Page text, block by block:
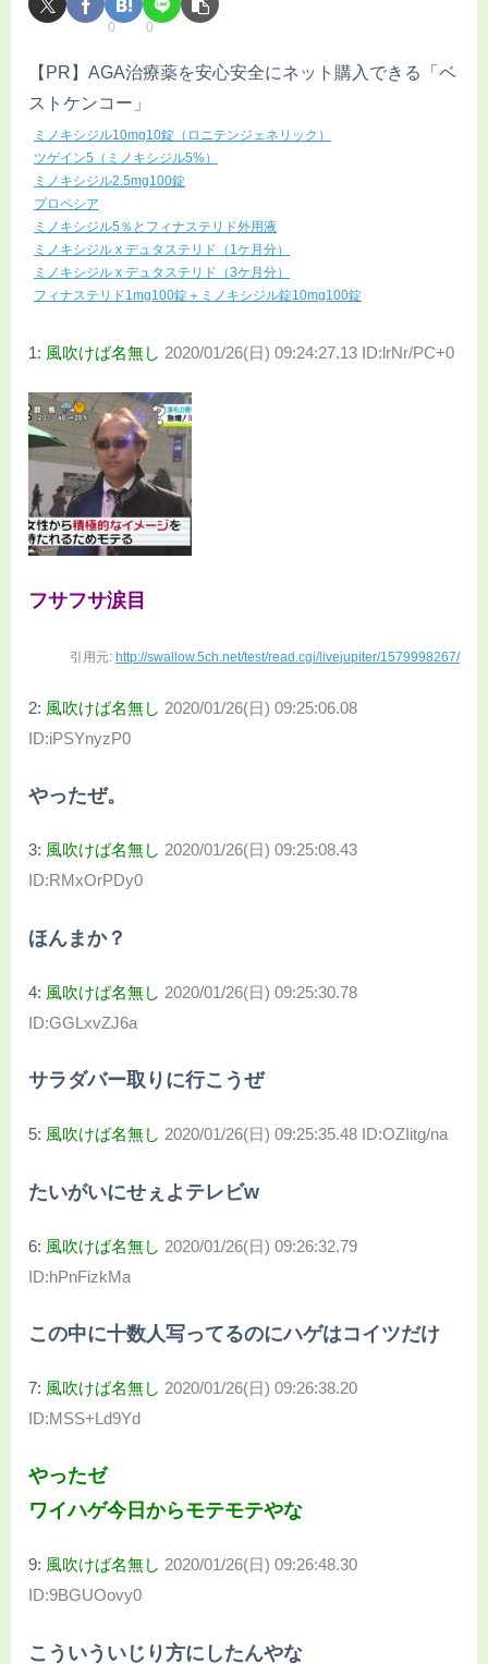
0 0
【PR】AGA治療薬を安心安全にネット購入できる「ベ
ストケンコー」
ミノキシジル10mg10錠（ロニテンジェネリック）
ツゲイン5（ミノキシジル5%）
ミノキシジル2.5mg100錠
プロペシア
ミノキシジル5％とフィナステリド外用液
ミノキシジル x デュタステリド（1ケ月分）
ミノキシジル x デュタステリド（3ケ月分）
フィナステリド1mg100錠＋ミノキシジル錠10mg100錠
1: 風吹けば名無し 2020/01/26(日) 09:24:27.13 ID:lrNr/PC+0
フサフサ涙目
引用元: http://swallow.5ch.net/test/read.cgi/livejupiter/1579998267/
2: 風吹けば名無し 2020/01/26(日) 09:25:06.08
ID:iPSYnyzP0
やったぜ。
3: 風吹けば名無し 2020/01/26(日) 09:25:08.43
ID:RMxOrPDy0
ほんまか？
4: 風吹けば名無し 2020/01/26(日) 09:25:30.78
ID:GGLxvZJ6a
サラダバー取りに行こうぜ
5: 風吹けば名無し 2020/01/26(日) 09:25:35.48 ID:OZIitg/na
たいがいにせぇよテレビw
6: 風吹けば名無し 2020/01/26(日) 09:26:32.79
ID:hPnFizkMa
この中に十数人写ってるのにハゲはコイツだけ
7: 風吹けば名無し 2020/01/26(日) 09:26:38.20
ID:MSS+Ld9Yd
やったゼ
ワイハゲ今日からモテモテやな
9: 風吹けば名無し 2020/01/26(日) 09:26:48.30
ID:9BGUOovy0
こういういじり方にしたんやな